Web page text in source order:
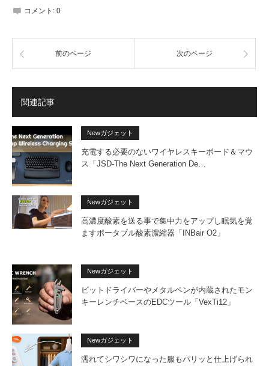
コメント: 0
前のページ 次のページ
関連記事
Newガジェット
充電する必要のないワイヤレスキーボード＆マウ
ス「JSD-The Next Generation De…
Newガジェット
高濃度酸素を送る事で集中力をアップし眠気を覚
ますポータブル酸素濃縮器「INBair O2」
Newガジェット
ビットドライバーやメタルペンが内蔵されたモン
キーレンチベースのEDCツール「VexTi12」
Newガジェット
濡れてシワシワになった服もパリッと仕上げられ